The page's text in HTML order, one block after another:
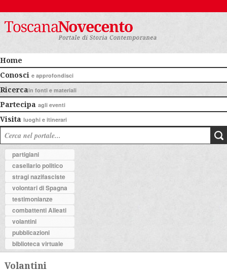
Home
Conosci e approfondisci
Ricercain fonti e materiali
Partecipa agli eventi
Visita luoghi e itinerari
partigiani
casellario politico
stragi nazifasciste
volontari di Spagna
testimonianze
combattenti Alleati
volantini
pubblicazioni
biblioteca virtuale
Volantini